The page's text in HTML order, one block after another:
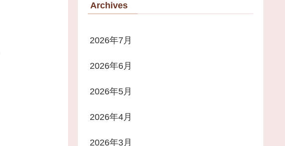
Archives
2026年7月
2026年6月
2026年5月
2026年4月
2026年3月